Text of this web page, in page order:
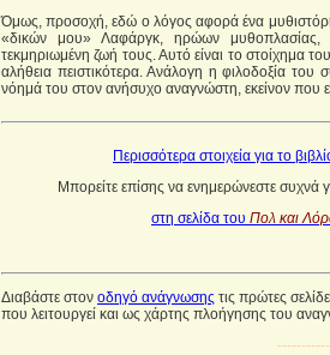
Όμως, προσοχή, εδώ ο λόγος αφορά ένα
«δικών μου» Λαφάργκ, ηρώων μυθοπλασίας,
τεκμηριωμένη ζωή τους. Αυτό είναι το στοίχημα
αλήθεια πειστικότερα. Ανάλογη η φιλοδοξία του
νόημά του στον ανήσυχο αναγνώστη, εκείνον που
Περισσότερα στοιχεία για το
Μπορείτε επίσης να ενημερώνεστε συχνά
στη σελίδα του Πολ και
Διαβάστε στον οδηγό ανάγνωσης τις πρώτες
που λειτουργεί και ως χάρτης πλοήγησης του